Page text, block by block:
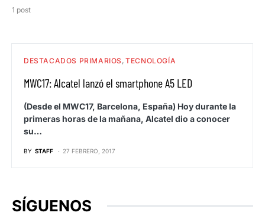
1 post
DESTACADOS PRIMARIOS TECNOLOGÍA
MWC17: Alcatel lanzó el smartphone A5 LED
(Desde el MWC17, Barcelona, España) Hoy durante la
primeras horas de la mañana, Alcatel dio a conocer
su…
BY STAFF 27 FEBRERO, 2017
SÍGUENOS